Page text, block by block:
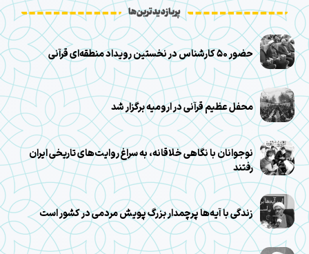
پربازدیدترین‌ها
حضور ۵۰ کارشناس در نخستین رویداد منطقه‌ای قرآنی
محفل عظیم قرآنی در ارومیه برگزار شد
نوجوانان با نگاهی خلاقانه، به سراغ روایت‌های تاریخی ایران
رفتند
زندگی با آیه‌ها پرچمدار بزرگ پویش مردمی در کشور است